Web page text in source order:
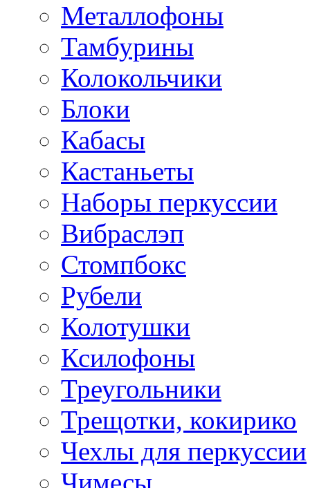
Металлофоны
Тамбурины
Колокольчики
Блоки
Кабасы
Кастаньеты
Наборы перкуссии
Вибраслэп
Стомпбокс
Рубели
Колотушки
Ксилофоны
Треугольники
Трещотки, кокирико
Чехлы для перкуссии